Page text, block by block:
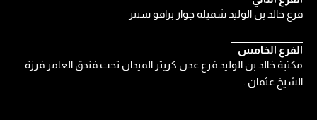
فرع خالد بن الوليد شميله جوار برافو سنتر
الفرع الخامس
مكتبة خالد بن الوليد فرع عدن كريتر الميدان تحت فندق العامر فرزة
الشيخ عثمان .